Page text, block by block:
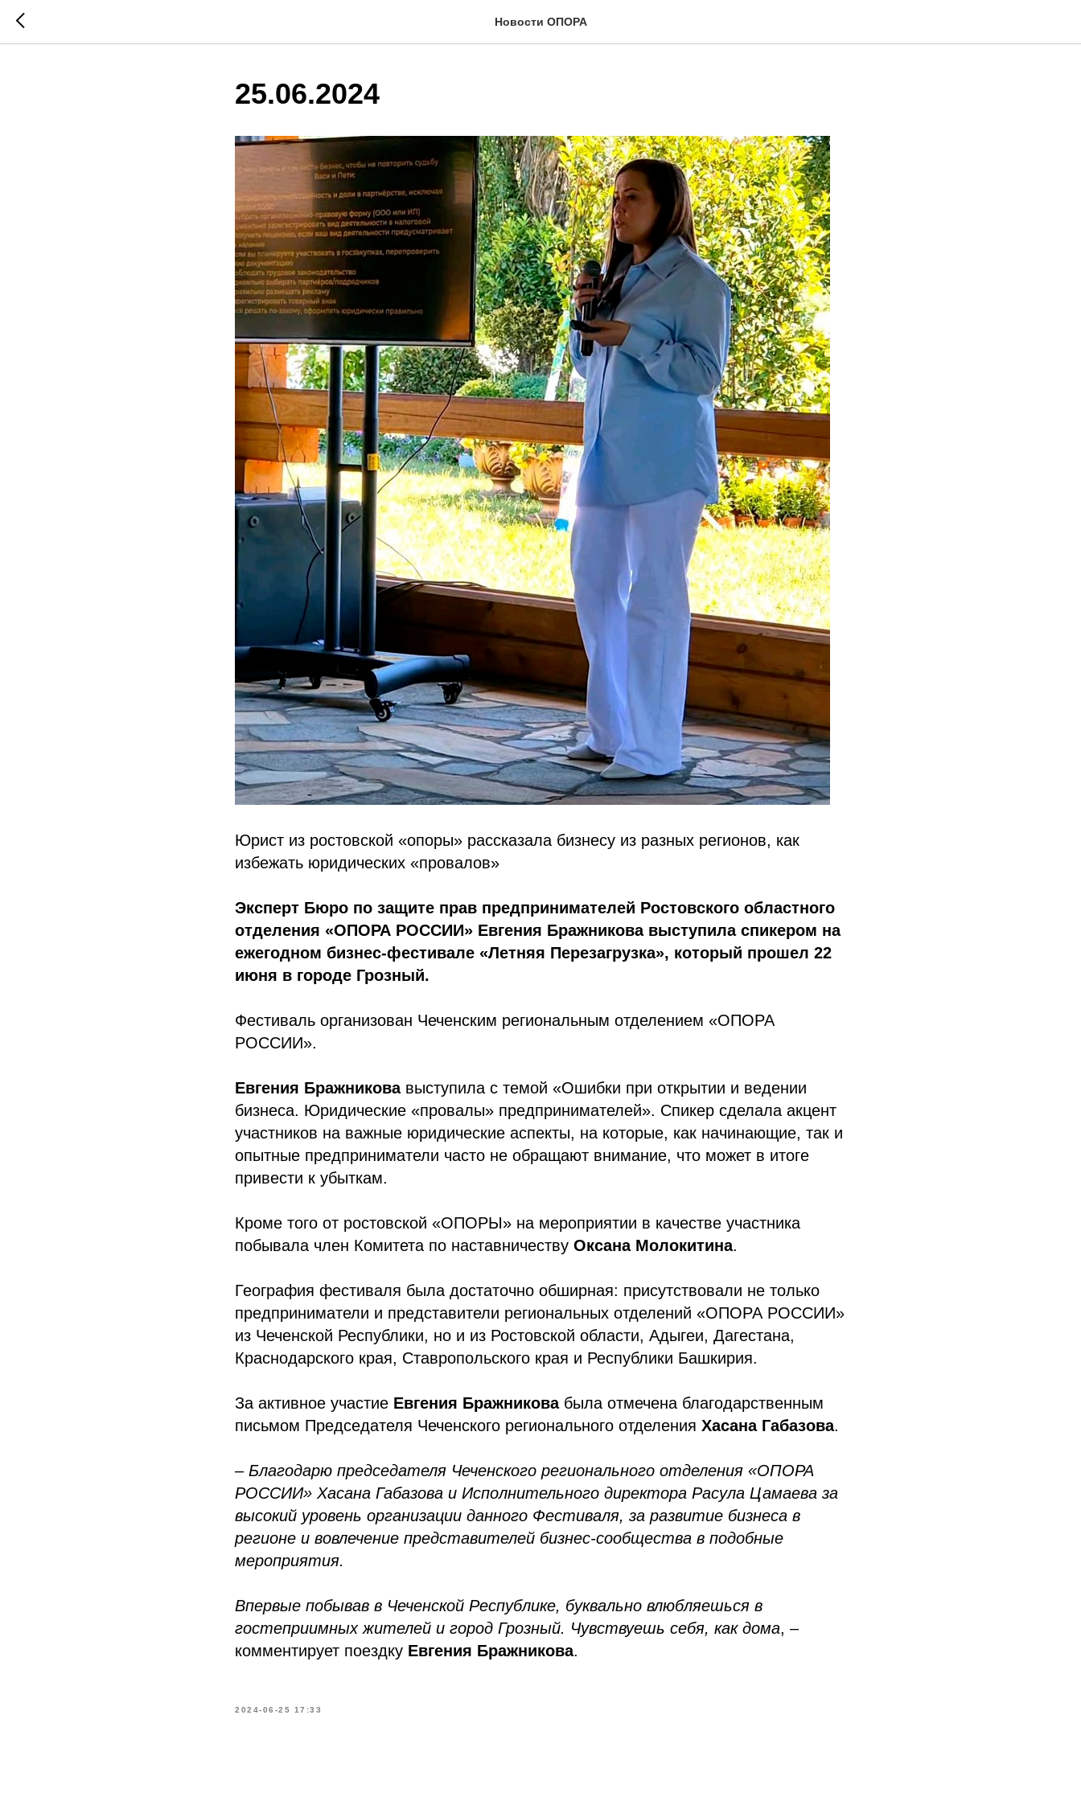
Новости ОПОРА
25.06.2024
Юрист из ростовской «опоры» рассказала бизнесу из разных регионов, как
избежать юридических «провалов»
Эксперт Бюро по защите прав предпринимателей Ростовского областного
отделения «ОПОРА РОССИИ» Евгения Бражникова выступила спикером на
ежегодном бизнес-фестивале «Летняя Перезагрузка», который прошел 22
июня в городе Грозный.
Фестиваль организован Чеченским региональным отделением «ОПОРА
РОССИИ».
Евгения Бражниковавыступила с темой «Ошибки при открытии и ведении
бизнеса. Юридические «провалы» предпринимателей». Спикер сделала акцент
участников на важные юридические аспекты, на которые, как начинающие, так и
опытные предприниматели часто не обращают внимание, что может в итоге
привести к убыткам.
Кроме того от ростовской «ОПОРЫ» на мероприятии в качестве участника
побывала член Комитета по наставничеству Оксана Молокитина.
География фестиваля была достаточно обширная: присутствовали не только
предприниматели и представители региональных отделений «ОПОРА РОССИИ»
из Чеченской Республики, но и из Ростовской области, Адыгеи, Дагестана,
Краснодарского края, Ставропольского края и Республики Башкирия.
За активное участие Евгения Бражниковабыла отмечена благодарственным
письмом Председателя Чеченского регионального отделения Хасана Габазова.
– Благодарю председателя Чеченского регионального отделения «ОПОРА
РОССИИ» Хасана Габазова и Исполнительного директора Расула Цамаева за
высокий уровень организации данного Фестиваля, за развитие бизнеса в
регионе и вовлечение представителей бизнес-сообщества в подобные
мероприятия.
Впервые побывав в Чеченской Республике, буквально влюбляешься в
гостеприимных жителей и город Грозный. Чувствуешь себя, как дома, –
комментирует поездку Евгения Бражникова.
2024-06-25 17:33